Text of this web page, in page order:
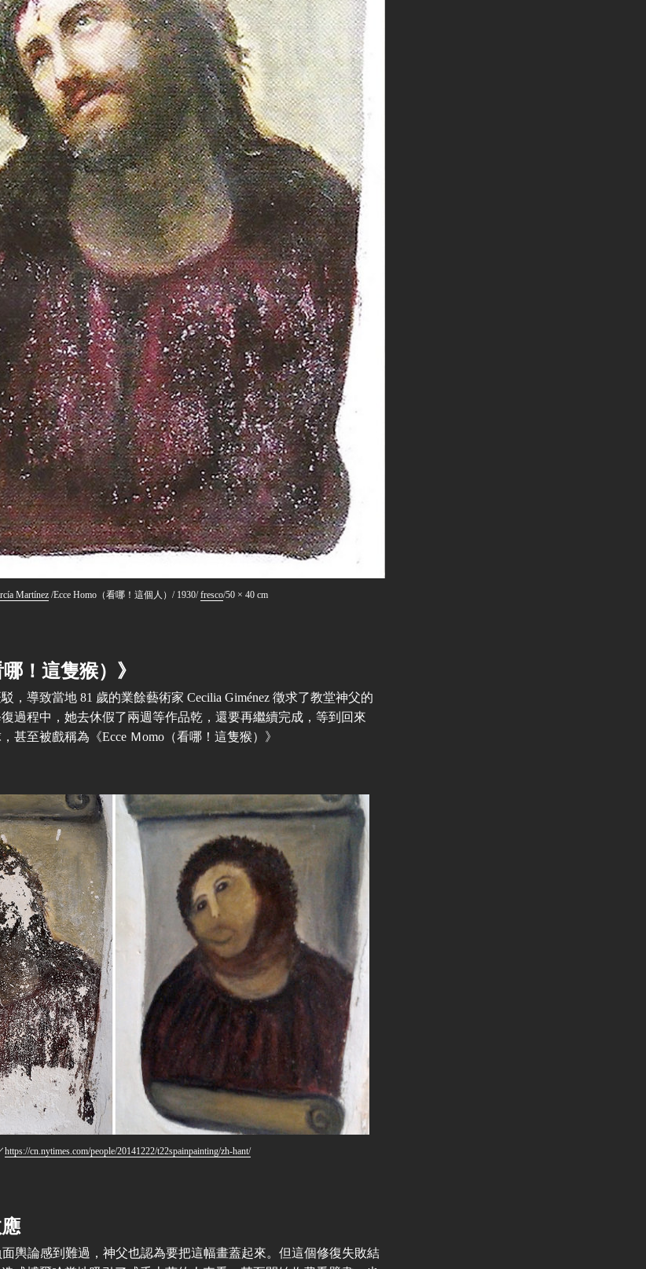
Martínez/Ecce Homo（看哪！這個人）/ 1930/fresco/50 × 40 cm
！這隻猴）》
，導致當地 81 歲的業餘藝術家 Cecilia Giménez 徵求了教堂神父的
過程中，她去休假了兩週等作品乾，還要再繼續完成，等到回來
甚至被戲稱為《Ecce Ｍomo（看哪！這隻猴）》
https://cn.nytimes.com/people/20141222/t22spainpainting/zh-hant/
面輿論感到難過，神父也認為要把這幅畫蓋起來。但這個修復失敗結